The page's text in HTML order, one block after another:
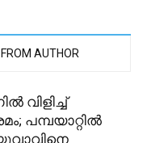
AUTHOR
വിളിച്ച്
പമ്പയാറ്റില്‍